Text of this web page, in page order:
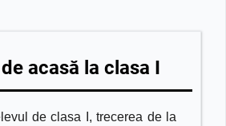
acasă la clasa I
de clasa I, trecerea de la